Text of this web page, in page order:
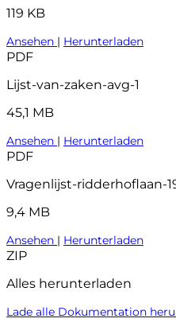
119 KB
Ansehen | Herunterladen
PDF
Lijst-van-zaken-avg-1
45,1 MB
Ansehen | Herunterladen
PDF
Vragenlijst-ridderhoflaan-
9,4 MB
Ansehen | Herunterladen
ZIP
Alles herunterladen
Lade alle Dokumentation